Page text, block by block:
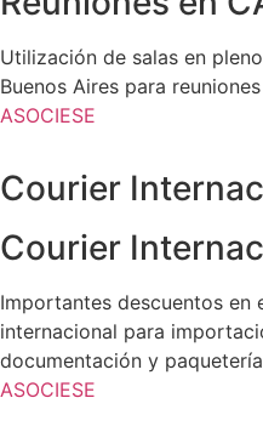
Utilización de salas en
Buenos Aires para
ASOCIESE
Courier
Courier
Importantes descuentos en
internacional para
documentación y
ASOCIESE